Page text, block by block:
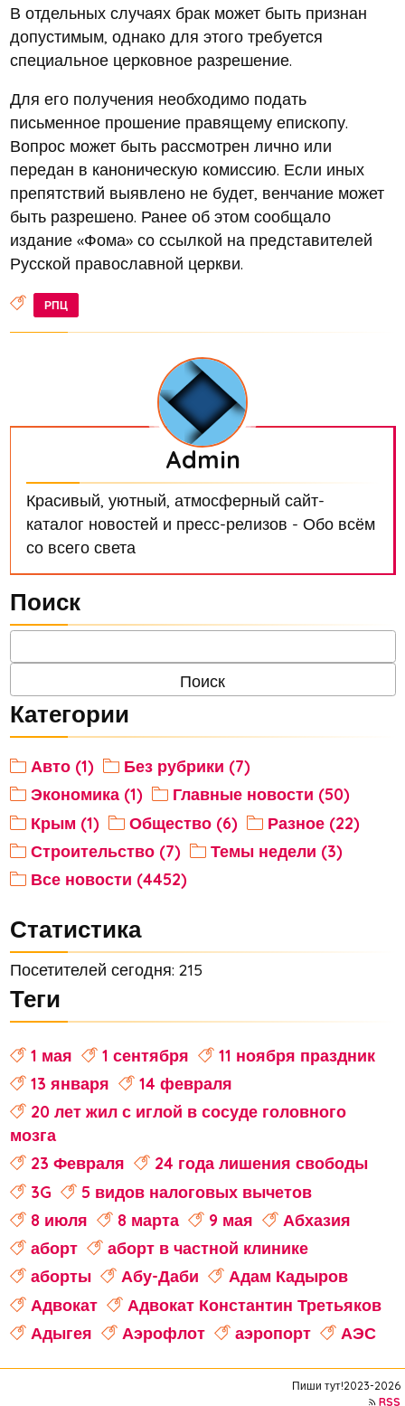
В отдельных случаях брак может быть признан
допустимым, однако для этого требуется
специальное церковное разрешение.
Для его получения необходимо подать
письменное прошение правящему епископу.
Вопрос может быть рассмотрен лично или
передан в каноническую комиссию. Если иных
препятствий выявлено не будет, венчание может
быть разрешено. Ранее об этом сообщало
издание «Фома» со ссылкой на представителей
Русской православной церкви.
РПЦ
Admin
Красивый, уютный, атмосферный сайт-
каталог новостей и пресс-релизов - Обо всём
со всего света
Поиск
Категории
Авто (1)
Без рубрики (7)
Экономика (1)
Главные новости (50)
Крым (1)
Общество (6)
Разное (22)
Строительство (7)
Темы недели (3)
Все новости (4452)
Статистика
Посетителей сегодня: 215
Теги
1 мая 1 сентября
11 ноября праздник
13 января
14 февраля
20 лет жил с иглой в сосуде головного
мозга
23 Февраля
24 года лишения свободы
3G
5 видов налоговых вычетов
8 июля
8 марта 9 мая
Абхазия
аборт
аборт в частной клинике
аборты
Абу-Даби
Адам Кадыров
Адвокат
Адвокат Константин Третьяков
Адыгея
Аэрофлот аэропорт
АЭС
Пиши тут!2023-2026
RSS